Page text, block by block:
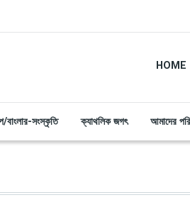
HOME
বাংলার-সংস্কৃতি ক্যাথলিক জগৎ আমাদের